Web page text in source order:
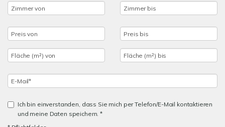
Ich bin einverstanden, dass Sie mich per Telefon/E-Mail kontaktieren
und meine Daten speichern. *